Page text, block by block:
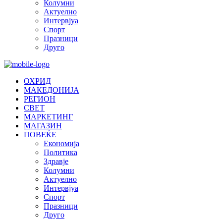
Колумни
Актуелно
Интервјуа
Спорт
Празници
Друго
ОХРИД
МАКЕДОНИЈА
РЕГИОН
СВЕТ
МАРКЕТИНГ
МАГАЗИН
ПОВЕЌЕ
Економија
Политика
Здравје
Колумни
Актуелно
Интервјуа
Спорт
Празници
Друго